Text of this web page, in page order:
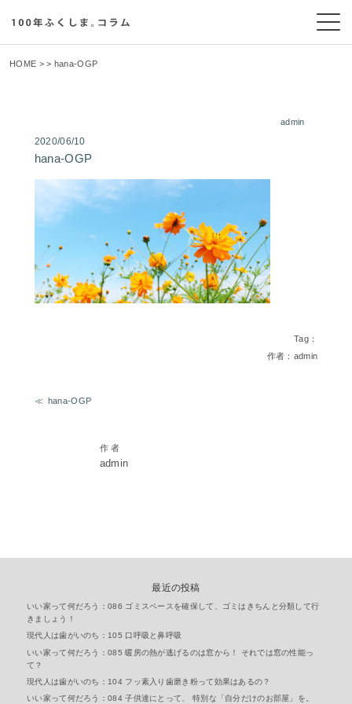
HOME > > hana-OGP
admin
2020/06/10
hana-OGP
Tag：
作者：admin
hana-OGP
作 者
admin
最近の投稿
いい家って何だろう：086 ゴミスペースを確保して、ゴミはきちんと分類して行
きましょう！
現代人は歯がいのち：105 口呼吸と鼻呼吸
いい家って何だろう：085 暖房の熱が逃げるのは窓から！ それでは窓の性能っ
て？
現代人は歯がいのち：104 フッ素入り歯磨き粉って効果はあるの？
いい家って何だろう：084 子供達にとって、 特別な「自分だけのお部屋」を。